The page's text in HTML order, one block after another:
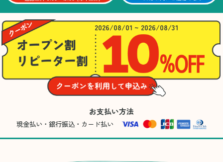
2026/08/01 ~ 2026/08/31
お支払い方法
現金払い・銀行振込・カード払い